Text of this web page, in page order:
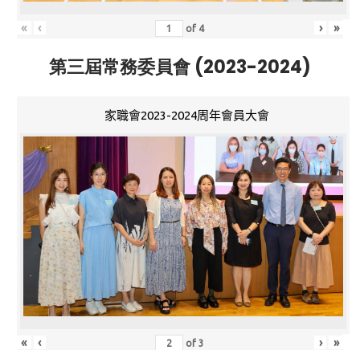
« ‹ of 4 › »
第三屆常務委員會 (2023-2024)
家職會2023-2024周年會員大會
« ‹ of3 › »